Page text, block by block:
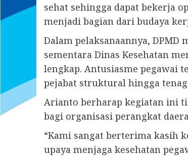
sehat sehingga dapat bekerja
menjadi bagian dari budaya
Dalam pelaksanaannya,
sementara Dinas Kesehatan
lengkap. Antusiasme pegawai
pejabat struktural hingga
Arianto berharap kegiatan ini
bagi organisasi perangkat
“Kami sangat berterima kasih
upaya menjaga kesehatan